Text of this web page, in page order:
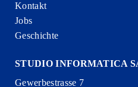
Kontakt
Jobs
Geschichte
STUDIO INFORMATICA
Gewerbestrasse 7